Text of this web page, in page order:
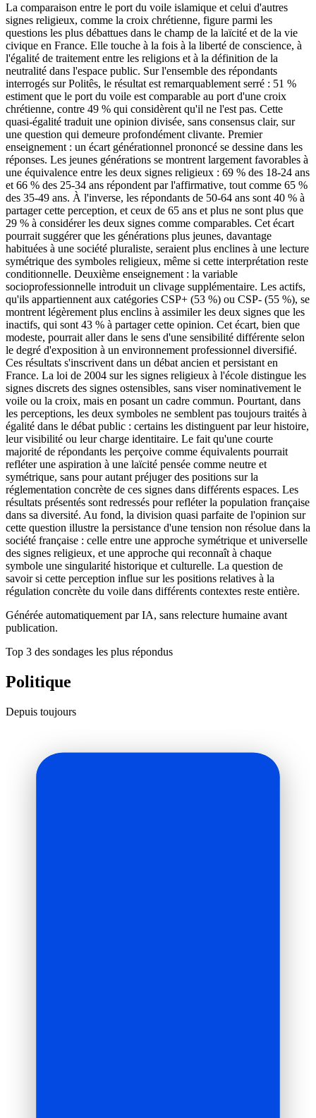
La comparaison entre le port du voile islamique et celui d'autres
signes religieux, comme la croix chrétienne, figure parmi les
questions les plus débattues dans le champ de la laïcité et de la vie
civique en France. Elle touche à la fois à la liberté de conscience, à
l'égalité de traitement entre les religions et à la définition de la
neutralité dans l'espace public. Sur l'ensemble des répondants
interrogés sur Politês, le résultat est remarquablement serré : 51 %
estiment que le port du voile est comparable au port d'une croix
chrétienne, contre 49 % qui considèrent qu'il ne l'est pas. Cette
quasi-égalité traduit une opinion divisée, sans consensus clair, sur
une question qui demeure profondément clivante. Premier
enseignement : un écart générationnel prononcé se dessine dans les
réponses. Les jeunes générations se montrent largement favorables à
une équivalence entre les deux signes religieux : 69 % des 18-24 ans
et 66 % des 25-34 ans répondent par l'affirmative, tout comme 65 %
des 35-49 ans. À l'inverse, les répondants de 50-64 ans sont 40 % à
partager cette perception, et ceux de 65 ans et plus ne sont plus que
29 % à considérer les deux signes comme comparables. Cet écart
pourrait suggérer que les générations plus jeunes, davantage
habituées à une société pluraliste, seraient plus enclines à une lecture
symétrique des symboles religieux, même si cette interprétation reste
conditionnelle. Deuxième enseignement : la variable
socioprofessionnelle introduit un clivage supplémentaire. Les actifs,
qu'ils appartiennent aux catégories CSP+ (53 %) ou CSP- (55 %), se
montrent légèrement plus enclins à assimiler les deux signes que les
inactifs, qui sont 43 % à partager cette opinion. Cet écart, bien que
modeste, pourrait aller dans le sens d'une sensibilité différente selon
le degré d'exposition à un environnement professionnel diversifié.
Ces résultats s'inscrivent dans un débat ancien et persistant en
France. La loi de 2004 sur les signes religieux à l'école distingue les
signes discrets des signes ostensibles, sans viser nominativement le
voile ou la croix, mais en posant un cadre commun. Pourtant, dans
les perceptions, les deux symboles ne semblent pas toujours traités à
égalité dans le débat public : certains les distinguent par leur histoire,
leur visibilité ou leur charge identitaire. Le fait qu'une courte
majorité de répondants les perçoive comme équivalents pourrait
refléter une aspiration à une laïcité pensée comme neutre et
symétrique, sans pour autant préjuger des positions sur la
réglementation concrète de ces signes dans différents espaces. Les
résultats présentés sont redressés pour refléter la population française
dans sa diversité. Au fond, la division quasi parfaite de l'opinion sur
cette question illustre la persistance d'une tension non résolue dans la
société française : celle entre une approche symétrique et universelle
des signes religieux, et une approche qui reconnaît à chaque
symbole une singularité historique et culturelle. La question de
savoir si cette perception influe sur les positions relatives à la
régulation concrète du voile dans différents contextes reste entière.
Générée automatiquement par IA, sans relecture humaine avant
publication.
Top 3 des sondages les plus répondus
Politique
Depuis toujours